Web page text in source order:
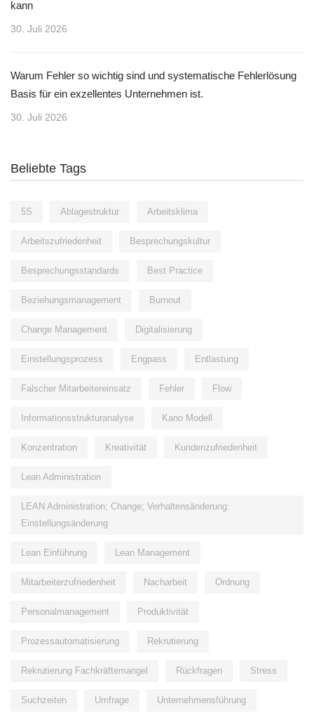
kann
30. Juli 2026
Warum Fehler so wichtig sind und systematische Fehlerlösung
Basis für ein exzellentes Unternehmen ist.
30. Juli 2026
Beliebte Tags
5S Ablagestruktur Arbeitsklima
Arbeitszufriedenheit Besprechungskultur
Besprechungsstandards Best Practice
Beziehungsmanagement Burnout
Change Management Digitalisierung
Einstellungsprozess Engpass Entlastung
Falscher Mitarbeitereinsatz Fehler Flow
Informationsstrukturanalyse Kano Modell
Konzentration Kreativität Kundenzufriedenheit
Lean Administration
LEAN Administration; Change; Verhaltensänderung:
Einstellungsänderung
Lean Einführung Lean Management
Mitarbeiterzufriedenheit Nacharbeit Ordnung
Personalmanagement Produktivität
Prozessautomatisierung Rekrutierung
Rekrutierung Fachkräftemangel Rückfragen Stress
Suchzeiten Umfrage Unternehmensführung